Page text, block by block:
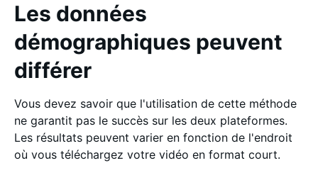
Les données
démographiques peuvent
différer
Vous devez savoir que l'utilisation de cette méthode
ne garantit pas le succès sur les deux plateformes.
Les résultats peuvent varier en fonction de l'endroit
où vous téléchargez votre vidéo en format court.